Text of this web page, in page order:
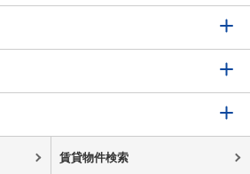
賃貸物件検索